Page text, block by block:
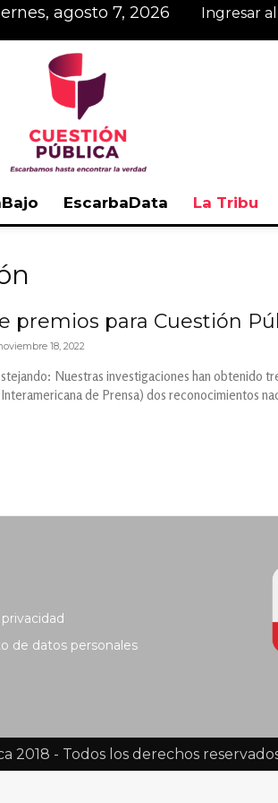
agosto 7, 2026 Ingresar
EscarbaData La Tribu
premios para Cuestión
18, 2022
Nuestras investigaciones han obtenido
de Prensa) dos reconocimientos
de datos personales
2018 - Todos los derechos